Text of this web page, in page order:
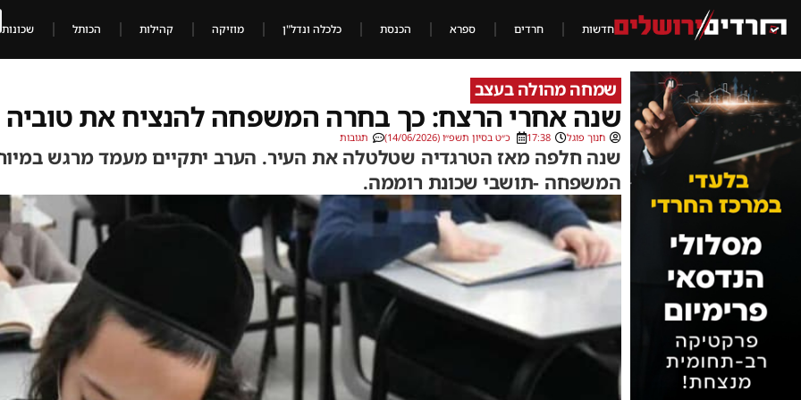
חדשות חרדים ספרא הכנסת כלכלה ונדל"ן מוזיקה קהילות הכותל שכונות
שמחה מהולה בעצב
שנה אחרי הרצח: כך בחרה המשפחה להנציח את טוביה
חנוך פוגל 17:38 כ״ט בסיון תשפ״ו (14/06/2026) תגובות
שנה חלפה מאז הטרגדיה שטלטלה את העיר. הערב יתקיים מעמד מרגש
המשפחה -תושבי שכונת רוממה.